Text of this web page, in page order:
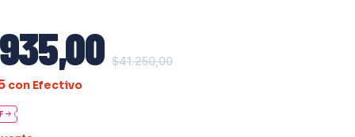
$41.250,00
con Efectivo